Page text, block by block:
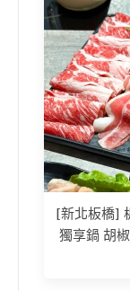
[新北板橋]
獨享鍋 胡